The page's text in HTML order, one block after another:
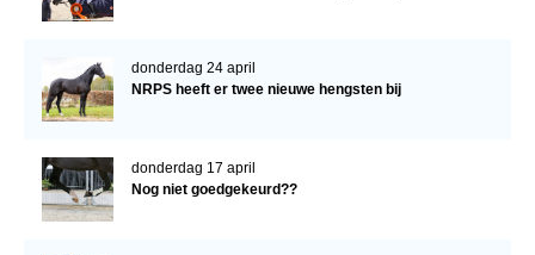
donderdag 24 april
NRPS heeft er twee nieuwe hengsten bij
donderdag 17 april
Nog niet goedgekeurd??